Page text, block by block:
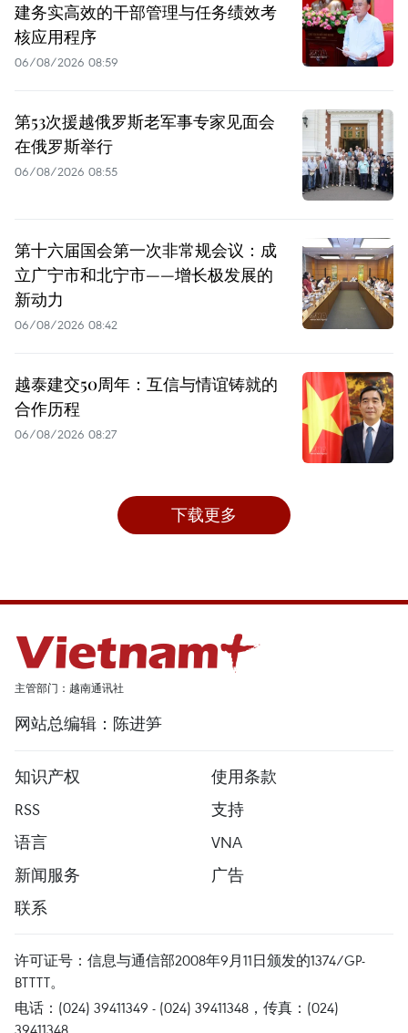
建务实高效的干部管理与任务绩效考
核应用程序
06/08/2026 08:59
第53次援越俄罗斯老军事专家见面会
在俄罗斯举行
06/08/2026 08:55
第十六届国会第一次非常规会议：成
立广宁市和北宁市——增长极发展的
新动力
06/08/2026 08:42
越泰建交50周年：互信与情谊铸就的
合作历程
06/08/2026 08:27
下载更多
主管部门：越南通讯社
网站总编辑：陈进笋
知识产权
使用条款
RSS
支持
语言
VNA
新闻服务
广告
联系
许可证号：信息与通信部2008年9月11日颁发的1374/GP-
BTTTT。
电话：(024) 39411349 - (024) 39411348，传真：(024)